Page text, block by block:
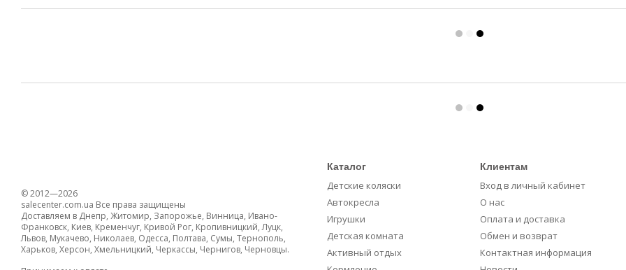
© 2012—2026
salecenter.com.ua Все права защищены
Доставляем в Днепр, Житомир, Запорожье, Винница, Ивано-
Франковск, Киев, Кременчуг, Кривой Рог, Кропивницкий, Луцк,
Львов, Мукачево, Николаев, Одесса, Полтава, Сумы, Тернополь,
Харьков, Херсон, Хмельницкий, Черкассы, Чернигов, Черновцы.
Каталог
Детские коляски
Автокресла
Игрушки
Детская комната
Активный отдых
Клиентам
Вход в личный кабинет
О нас
Оплата и доставка
Обмен и возврат
Контактная информация